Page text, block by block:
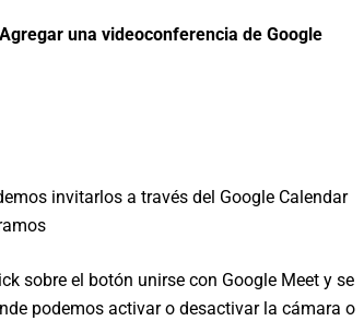
Agregar una videoconferencia de Google
invitarlos a través del Google Calendar
sobre el botón unirse con Google Meet y se
podemos activar o desactivar la cámara o